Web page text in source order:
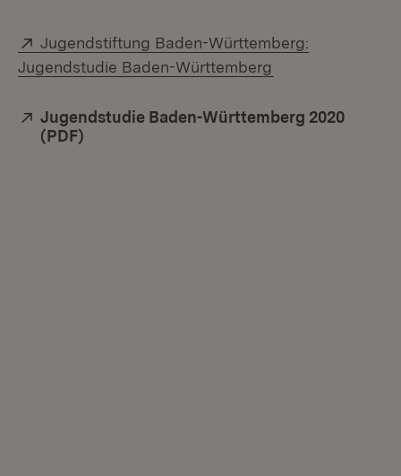
Extern:
Jugendstiftung Baden-Württemberg:
Jugendstudie Baden-Württemberg
Extern:
Jugendstudie Baden-Württemberg 2020
(PDF)